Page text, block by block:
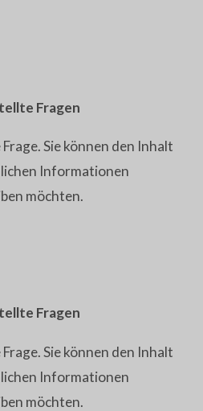
Fragen
Sie können den Inhalt
Informationen
möchten.
Fragen
Sie können den Inhalt
Informationen
möchten.